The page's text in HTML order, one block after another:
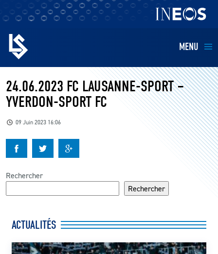
MENU
EQUIPES
BILLETTERIE
KIDS
CLUB
24.06.2023 FC LAUSANNE-SPORT –
YVERDON-SPORT FC
09 Juin 2023 16:06
Rechercher
Rechercher
ACTUALITÉS